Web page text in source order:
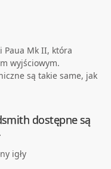
Paua Mk II, która
wyjściowym.
są takie same, jak
dostępne są
igły